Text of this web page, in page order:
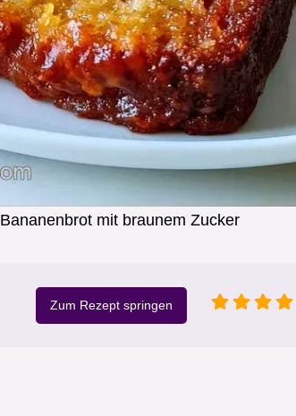
Bananenbrot mit braunem Zucker
Zum Rezept springen